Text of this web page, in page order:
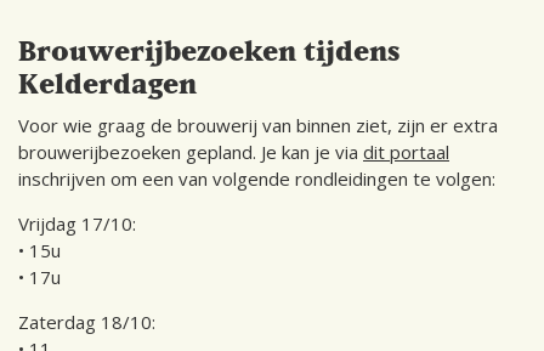
Brouwerijbezoeken tijdens
Kelderdagen
Voor wie graag de brouwerij van binnen ziet, zijn er extra
brouwerijbezoeken gepland. Je kan je via dit portaal
inschrijven om een van volgende rondleidingen te volgen:
Vrijdag 17/10:
• 15u
• 17u
Zaterdag 18/10: